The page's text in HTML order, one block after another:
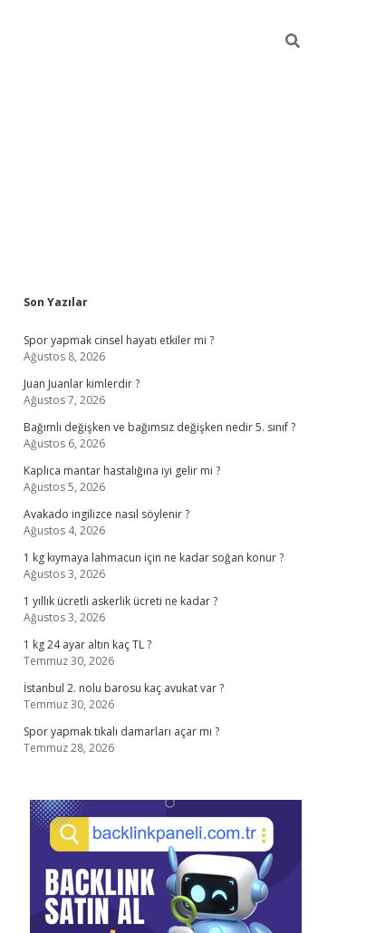
Sidebar
Son Yazılar
Spor yapmak cinsel hayatı etkiler mi ?
Ağustos 8, 2026
Juan Juanlar kimlerdir ?
Ağustos 7, 2026
Bağımlı değişken ve bağımsız değişken nedir 5. sınıf ?
Ağustos 6, 2026
Kaplıca mantar hastalığına iyi gelir mi ?
Ağustos 5, 2026
Avakado ingilizce nasıl söylenir ?
Ağustos 4, 2026
1 kg kıymaya lahmacun için ne kadar soğan konur ?
Ağustos 3, 2026
1 yıllık ücretli askerlik ücreti ne kadar ?
Ağustos 3, 2026
1 kg 24 ayar altın kaç TL ?
Temmuz 30, 2026
İstanbul 2. nolu barosu kaç avukat var ?
Temmuz 30, 2026
Spor yapmak tıkalı damarları açar mı ?
Temmuz 28, 2026